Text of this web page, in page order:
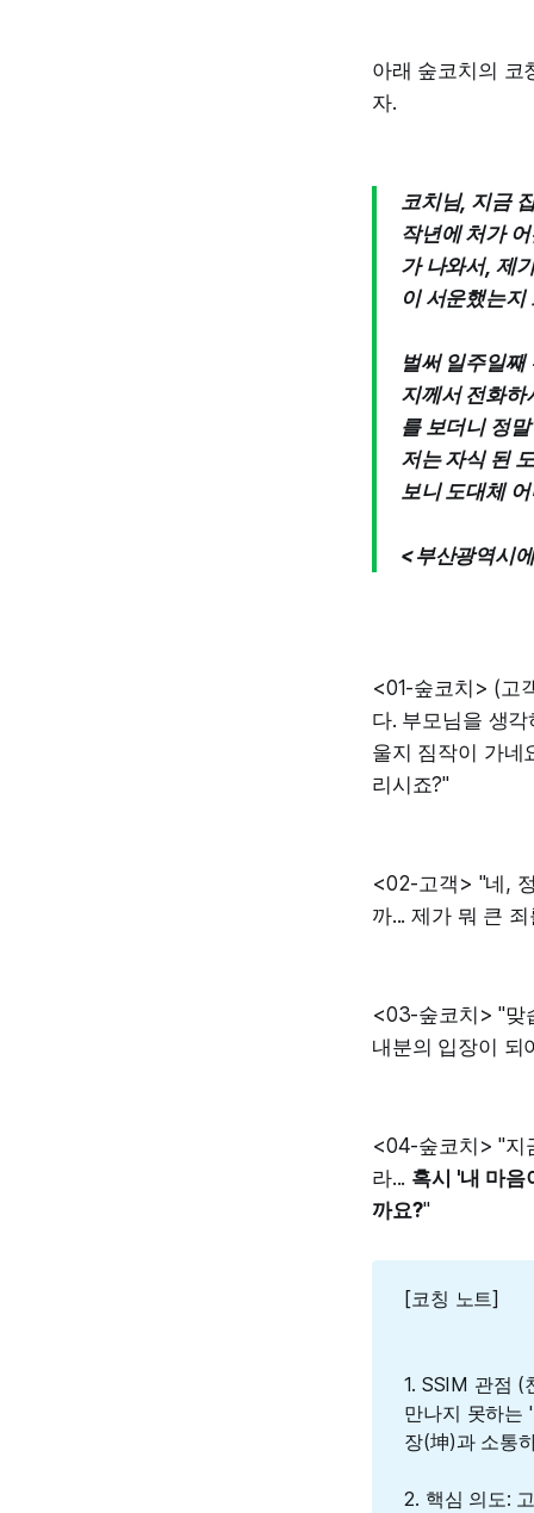
아래 숲코치의 코
자.
코치님, 지금
작년에 처가
가 나와서, 제
이 서운했는
벌써 일주일
지께서 전화하
를 보더니 정
저는 자식 된
보니 도대체
<부산광역시
<01-숲코치> (고
다. 부모님을 생
울지 짐작이 가네
리시죠?"
<02-고객> "네,
까... 제가 뭐 큰
<03-숲코치> "맞
내분의 입장이 되
<04-숲코치> "지
라... 혹시 '내 마음
까요?"
[코칭 노트]
1. SSIM 관점 (
만나지 못하는
장(坤)과 소통
2. 핵심 의도: